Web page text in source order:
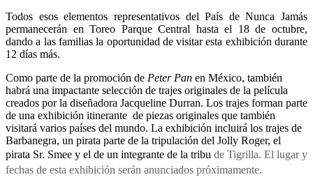
Todos esos elementos representativos del País de Nunca Jamás
permanecerán en Toreo Parque Central hasta el 18 de octubre,
dando a las familias la oportunidad de visitar esta exhibición durante
12 días más.
Como parte de la promoción de Peter Pan en México, también
habrá una impactante selección de trajes originales de la película
creados por la diseñadora Jacqueline Durran. Los trajes forman parte
de una exhibición itinerante de piezas originales que también
visitará varios países del mundo. La exhibición incluirá los trajes de
Barbanegra, un pirata parte de la tripulación del Jolly Roger, el
pirata Sr. Smee y el de un integrante de la tribu de Tigrilla. El lugar y
fechas de esta exhibición serán anunciados próximamente.